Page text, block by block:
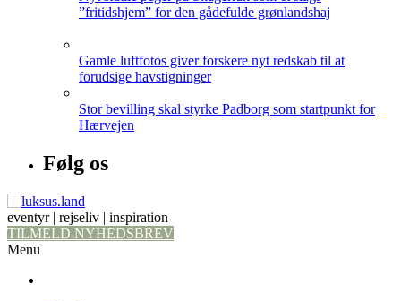
”fritidshjem” for den gådefulde grønlandshaj
Gamle luftfotos giver forskere nyt redskab til at
forudsige havstigninger
Stor bevilling skal styrke Padborg som startpunkt for
Hærvejen
Følg os
eventyr | rejseliv | inspiration
TILMELD NYHEDSBREV
Menu